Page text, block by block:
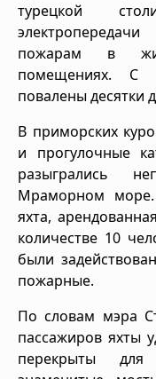
турецкой
пожарам в
помещениях. С
повалены десятки
В приморских
и прогулочные
разыгрались
Мраморном море.
яхта,
количестве 10
были
пожарные.
По словам мэра
пассажиров яхты
перекрыты для